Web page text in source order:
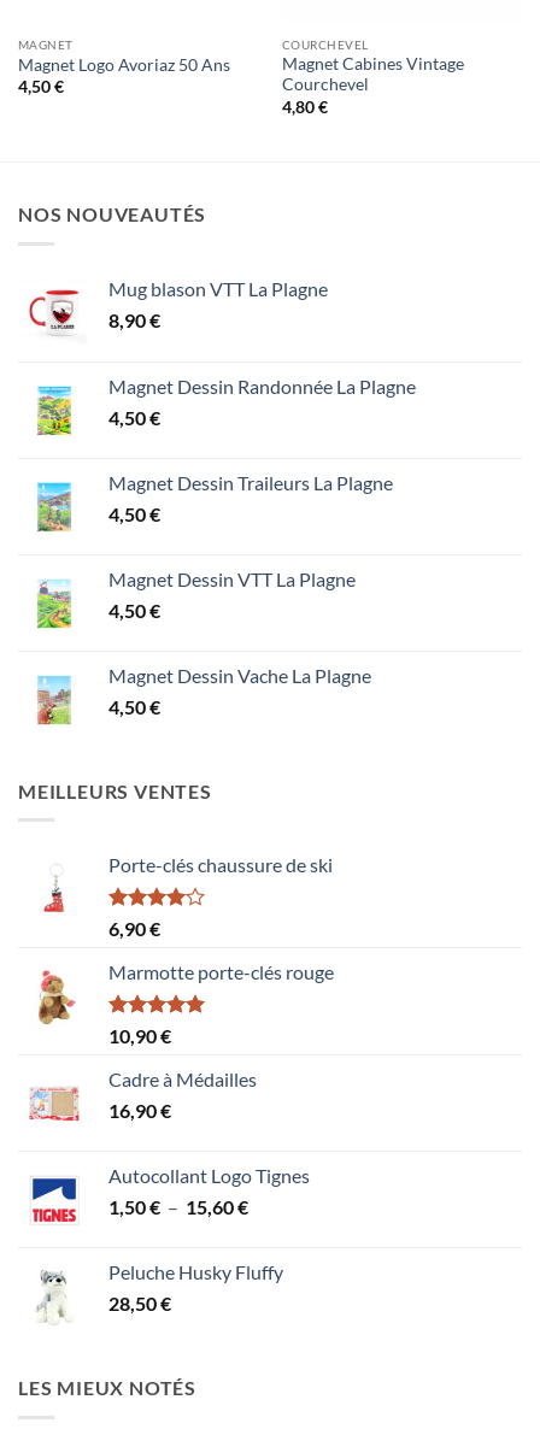
MAGNET
Magnet Logo Avoriaz 50 Ans
4,50€
COURCHEVEL
Magnet Cabines Vintage
Courchevel
4,80€
NOS NOUVEAUTÉS
Mug blason VTT La Plagne
8,90€
Magnet Dessin Randonnée La Plagne
4,50€
Magnet Dessin Traileurs La Plagne
4,50€
Magnet Dessin VTT La Plagne
4,50€
Magnet Dessin Vache La Plagne
4,50€
MEILLEURS VENTES
Porte-clés chaussure de ski
Note
4.00
5
6,90€
Marmotte porte-clés rouge
Note5.00
sur 5
10,90€
Cadre à Médailles
16,90€
Autocollant Logo Tignes
1,50€ – 15,60€Plage
1,50 €
Peluche Husky Fluffy
28,50€
LES MIEUX NOTÉS